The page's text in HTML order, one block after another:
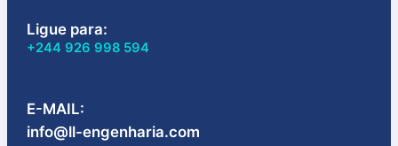
Ligue para:
+244 926 998 594
E-MAIL:
info@ll-engenharia.com